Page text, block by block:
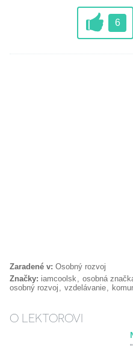
6
Zaradené v: Osobný rozvoj
Značky: iamcoolsk osobná
osobný rozvoj
vzdelávanie
O LEKTOROVI